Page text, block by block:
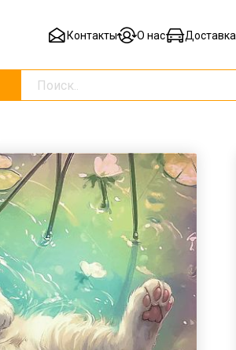
Контакты О нас Доставка